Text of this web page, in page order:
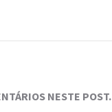
NESTE POST.